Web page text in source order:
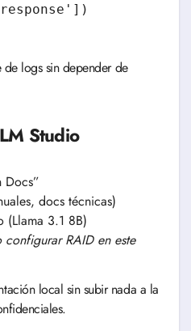
de logs sin depender de
Studio
Docs”
docs técnicas)
(Llama 3.1 8B)
configurar RAID en este
local sin subir nada a la